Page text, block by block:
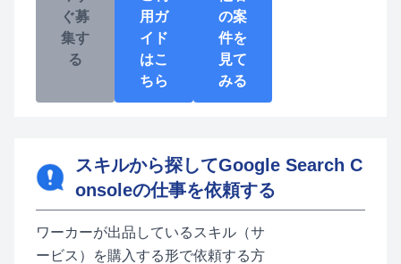
ぐ募
集す
る
用ガ
イド
はこ
ちら
の案
件を
見て
みる
スキルから探してGoogle Search C
onsoleの仕事を依頼する
ワーカーが出品しているスキル（サ
ービス）を購入する形で依頼する方